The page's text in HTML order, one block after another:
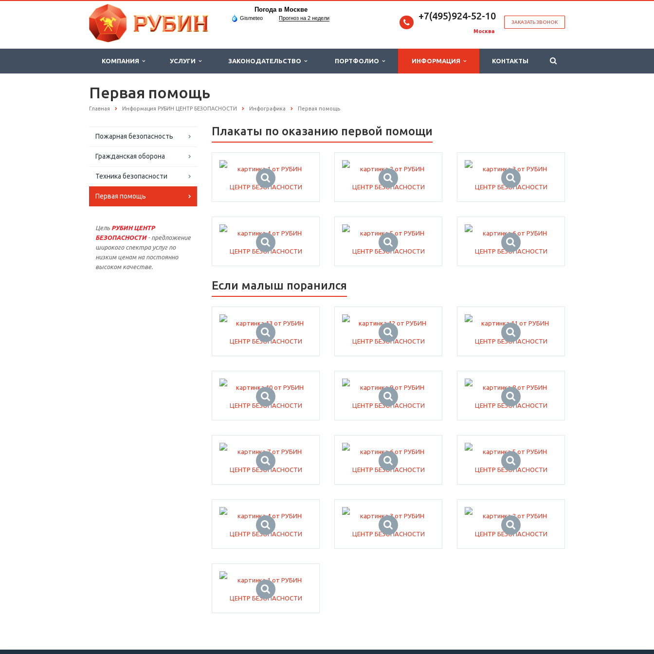
Погода в Москве
Gismeteo Прогноз на 2 недели
ЗАКАЗАТЬ ЗВОНОК
+7(495)924-52-10
Москва
КОМПАНИЯ УСЛУГИ ЗАКОНОДАТЕЛЬСТВО ПОРТФОЛИО ИНФОРМАЦИЯ КОНТАКТЫ
Первая помощь
Главная Информация РУБИН ЦЕНТР БЕЗОПАСНОСТИ Инфографика Первая помощь
Пожарная безопасность
Гражданская оборона
Техника безопасности
Первая помощь
Цель РУБИН ЦЕНТР
БЕЗОПАСНОСТИ - предложение
широкого спектра услуг по
низким ценам на постоянно
высоком качестве.
Плакаты по оказанию первой помощи
Если малыш поранился